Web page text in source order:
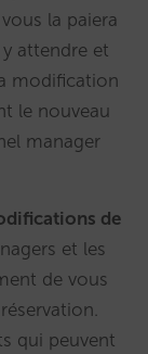
la paiera
attendre et
modification
le nouveau
manager
de
et les
de vous
qui peuvent